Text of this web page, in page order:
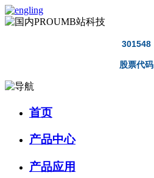
301548
股票代码
首页
产品中心
产品应用